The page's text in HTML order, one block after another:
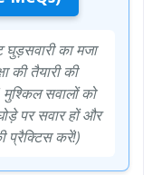
का मजा
की तैयारी की
सवालों को
पर सवार हों और
प्रैक्टिस करें!)